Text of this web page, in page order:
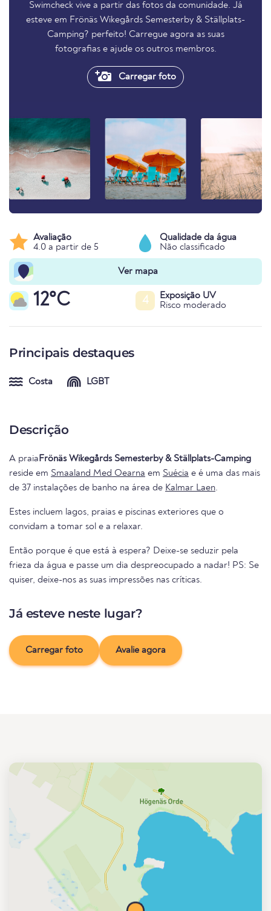
Swimcheck vive a partir das fotos da comunidade. Já
esteve em Frönäs Wikegårds Semesterby & Ställplats-
Camping? perfeito! Carregue agora as suas
fotografias e ajude os outros membros.
Carregar foto
Avaliação
4.0 a partir de 5
Qualidade da água
Não classificado
Ver mapa
12°C 4
Exposição UV
Risco moderado
Principais destaques
Costa LGBT
Descrição
A praiaFrönäs Wikegårds Semesterby & Ställplats-Camping
reside em Smaaland Med Oearna em Suécia e é uma das mais
de 37 instalações de banho na área de Kalmar Laen.
Estes incluem lagos, praias e piscinas exteriores que o
convidam a tomar sol e a relaxar.
Então porque é que está à espera? Deixe-se seduzir pela
frieza da água e passe um dia despreocupado a nadar! PS: Se
quiser, deixe-nos as suas impressões nas críticas.
Já esteve neste lugar?
Carregar foto Avalie agora